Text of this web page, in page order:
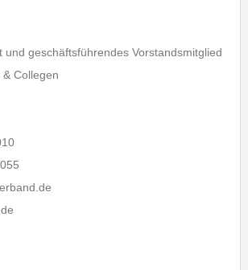
und geschäftsführendes Vorstandsmitglied
Collegen